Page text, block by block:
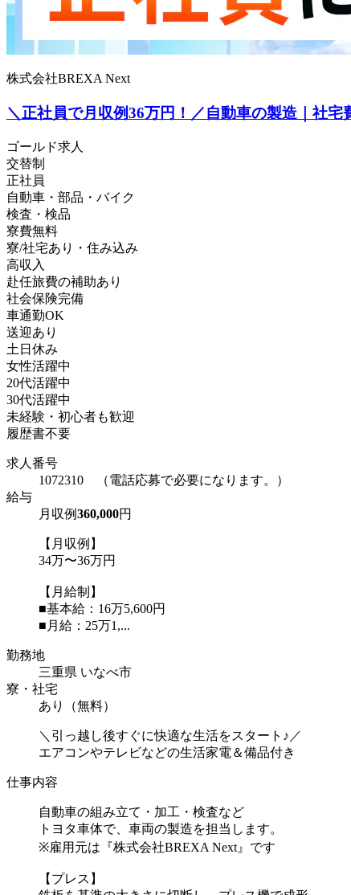
株式会社BREXA Next
＼正社員で月収例36万円！／自動車の製造｜社
ゴールド求人
交替制
正社員
自動車・部品・バイク
検査・検品
寮費無料
寮/社宅あり・住み込み
高収入
赴任旅費の補助あり
社会保険完備
車通勤OK
送迎あり
土日休み
女性活躍中
20代活躍中
30代活躍中
未経験・初心者も歓迎
履歴書不要
求人番号
1072310 （電話応募で必要になります。）
給与
月収例360,000円
【月収例】
34万〜36万円
【月給制】
■基本給：16万5,600円
■月給：25万1,...
勤務地
三重県 いなべ市
寮・社宅
あり（無料）
＼引っ越し後すぐに快適な生活をスタート♪／
エアコンやテレビなどの生活家電＆備品付き
仕事内容
自動車の組み立て・加工・検査など
トヨタ車体で、車両の製造を担当します。
※雇用元は『株式会社BREXA Next』です
【プレス】